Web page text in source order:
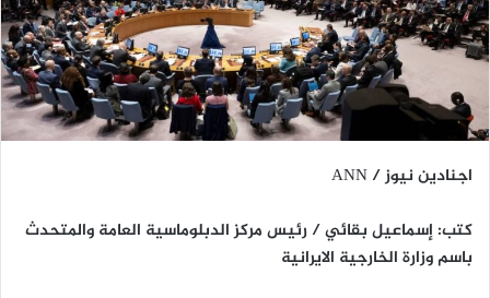
اجنادين نيوز / ANN
كتب: إسماعيل بقائي / رئيس مركز الدبلوماسية العامة والمتحدث
باسم وزارة الخارجية الايرانية